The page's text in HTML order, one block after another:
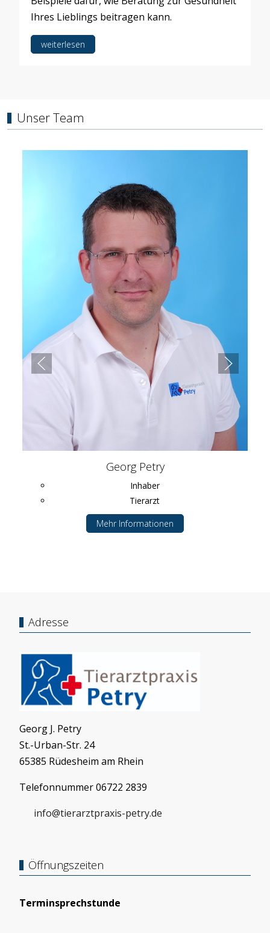
Ihres Lieblings beitragen kann.
weiterlesen
Unser Team
Georg Petry
Inhaber
Tierarzt
Mehr Informationen
Adresse
Georg J. Petry
St.-Urban-Str. 24
65385 Rüdesheim am Rhein
Telefonnummer 06722 2839
info@tierarztpraxis-petry.de
Öffnungszeiten
Terminsprechstunde